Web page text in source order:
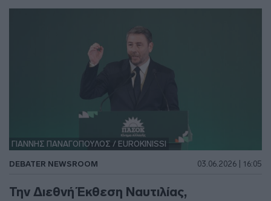
ΓΙΑΝΝΗΣ ΠΑΝΑΓΟΠΟΥΛΟΣ / EUROKINISSI
DEBATER NEWSROOM 03.06.2026 | 16:05
Την Διεθνή Έκθεση Ναυτιλίας,